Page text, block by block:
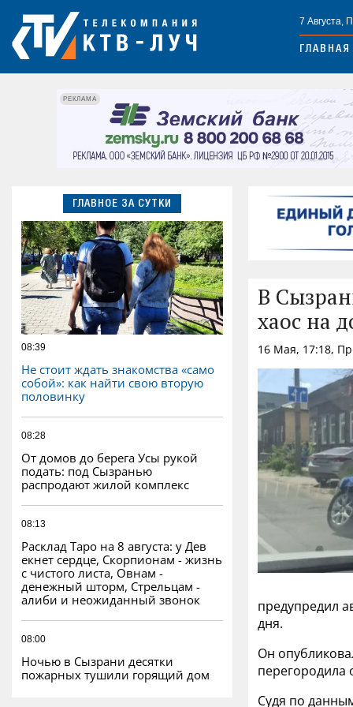
7 Августа,
ГЛАВНАЯ
РЕКЛАМА
ГЛАВНОЕ ЗА СУТКИ
08:39
Не стоит ждать знакомства «само
собой»: как найти свою вторую
половинку
08:28
От домов до берега Усы рукой
подать: под Сызранью
распродают жилой комплекс
08:13
Расклад Таро на 8 августа: у Дев
екнет сердце, Скорпионам - жизнь
с чистого листа, Овнам -
денежный шторм, Стрельцам -
алиби и неожиданный звонок
08:00
Ночью в Сызрани десятки
пожарных тушили горящий дом
В
хаос на
16 Мая, 17:18,
предупредил
дня.
Он
перегородила
Судя по